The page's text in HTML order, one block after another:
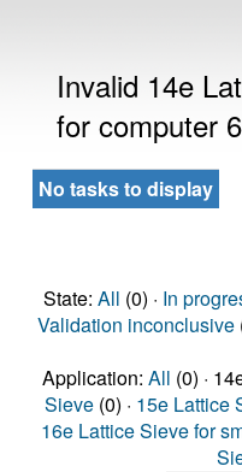
Invalid 14e
for computer
No tasks to display
State: All (0) · In
Validation inconclusive
Application: All (0) ·
Sieve (0) · 15e Lattice
16e Lattice Sieve for